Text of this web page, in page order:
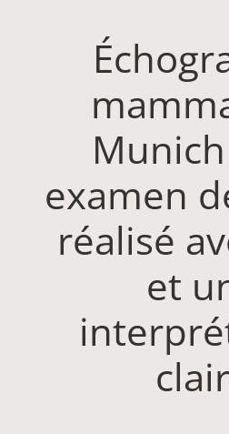
examen
réalisé
et